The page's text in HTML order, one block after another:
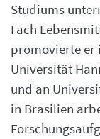
Studiums
Fach
promovierte er
Universität
und an
in Brasilien